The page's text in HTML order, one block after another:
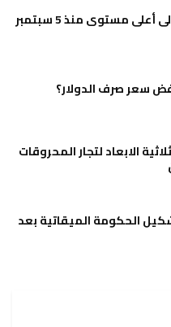
أسعار النفط تصعد إلى أعلى مستوى منذ 5 سبتمبر
سعر صرف الدولار؟
الابعاد لتجار المحروقات
الحكومة الميقاتية بعد